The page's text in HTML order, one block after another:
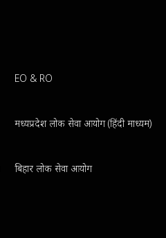
EO & RO
मध्यप्रदेश लोक सेवा आयोग (हिंदी माध्यम)
बिहार लोक सेवा आयोग